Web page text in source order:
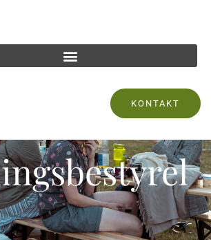
KONTAKT